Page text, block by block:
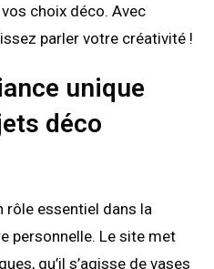
choix déco. Avec
parler votre créativité !
unique
déco
rôle essentiel dans la
personnelle. Le site met
qu’il s’agisse de vases